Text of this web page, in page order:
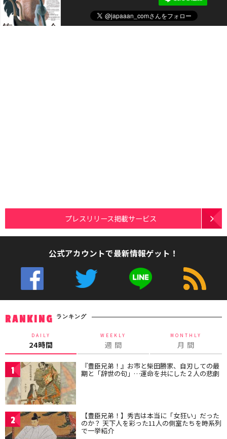
プレスリリース掲載サービス
公式アカウントで最新情報ゲット！
RANKING ランキング
DAILY
24時間
WEEKLY
週 間
MONTHLY
月 間
1 『豊臣兄弟！』お市と柴田勝家、自刃しての最
期と「辞世の句」…運命を共にした２人の悲劇
2 【豊臣兄弟！】秀吉は本当に「女狂い」だった
のか？ 天下人を彩った11人の側室たちを時系列
で一挙紹介